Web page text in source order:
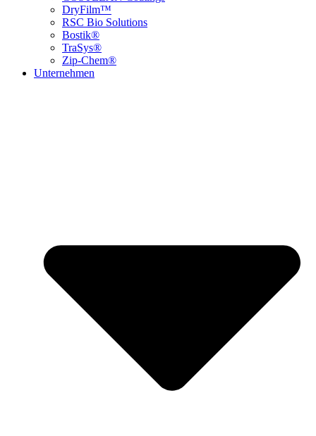
DryFilm™
RSC Bio Solutions
Bostik®
TraSys®
Zip-Chem®
Unternehmen